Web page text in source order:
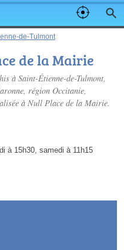
de-Tulmont
de la Mairie
à Saint-Étienne-de-Tulmont,
région Occitanie,
à Null Place de la Mairie.
à 15h30, samedi à 11h15